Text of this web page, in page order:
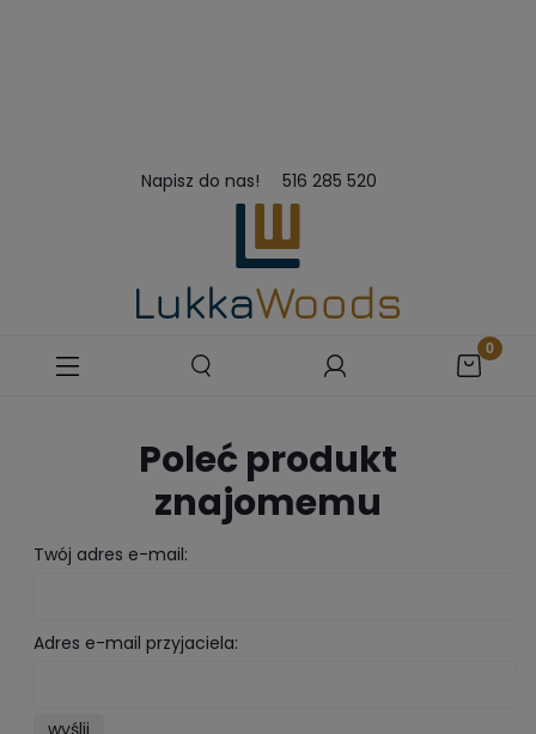
Napisz do nas! 516 285 520
Poleć produkt
znajomemu
Twój adres e-mail:
Adres e-mail przyjaciela: